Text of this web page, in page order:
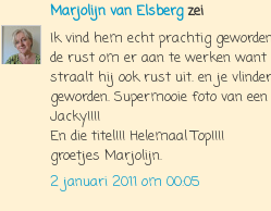
Marjolijn van Elsbergzei
Ik vind hem echt prachtig
de rust om er aan te werken want
straalt hij ook rust uit. en je
geworden. Supermooie foto van
Jacky!!!!
En die titel!!! Helemaal Top!!!!
groetjes Marjolijn.
2 januari 2011 om 00:05